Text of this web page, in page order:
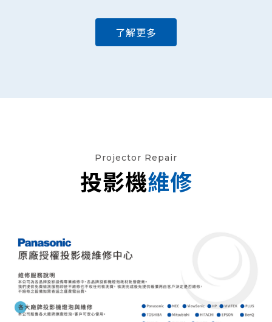
了解更多
Projector Repair
投影機維修